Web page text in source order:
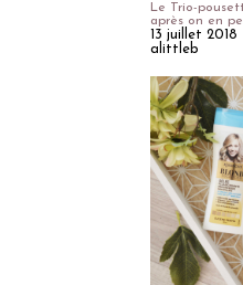
Le Trio-
après on en
13 juillet 2018
alittleb